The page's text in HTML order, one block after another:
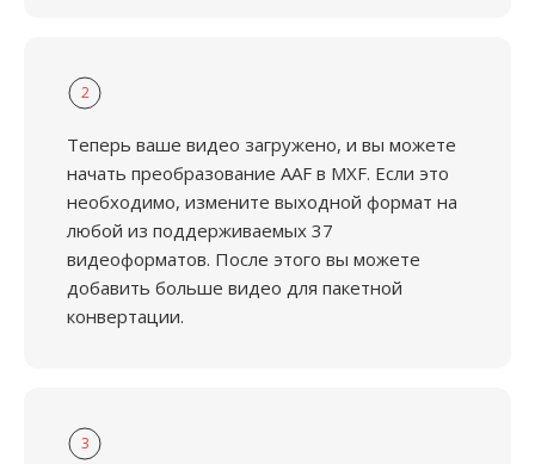
2
Теперь ваше видео загружено, и вы можете
начать преобразование AAF в MXF. Если это
необходимо, измените выходной формат на
любой из поддерживаемых 37
видеоформатов. После этого вы можете
добавить больше видео для пакетной
конвертации.
3